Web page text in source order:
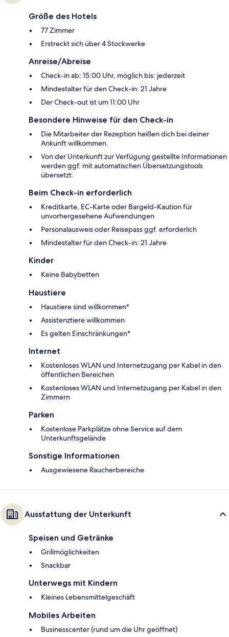
Größe des Hotels
77 Zimmer
Erstreckt sich über 4 Stockwerke
Anreise/Abreise
Check-in ab: 15:00 Uhr, möglich bis: jederzeit
Mindestalter für den Check-in: 21 Jahre
Der Check-out ist um 11:00 Uhr
Besondere Hinweise für den Check-in
Die Mitarbeiter der Rezeption heißen dich bei deiner
Ankunft willkommen.
Von der Unterkunft zur Verfügung gestellte Informationen
werden ggf. mit automatischen Übersetzungstools
übersetzt.
Beim Check-in erforderlich
Kreditkarte, EC-Karte oder Bargeld-Kaution für
unvorhergesehene Aufwendungen
Personalausweis oder Reisepass ggf. erforderlich
Mindestalter für den Check-in: 21 Jahre
Kinder
Keine Babybetten
Haustiere
Haustiere sind willkommen*
Assistenztiere willkommen
Es gelten Einschränkungen*
Internet
Kostenloses WLAN und Internetzugang per Kabel in den
öffentlichen Bereichen
Kostenloses WLAN und Internetzugang per Kabel in den
Zimmern
Parken
Kostenlose Parkplätze ohne Service auf dem
Unterkunftsgelände
Sonstige Informationen
Ausgewiesene Raucherbereiche
Ausstattung der Unterkunft
Speisen und Getränke
Grillmöglichkeiten
Snackbar
Unterwegs mit Kindern
Kleines Lebensmittelgeschäft
Mobiles Arbeiten
Businesscenter (rund um die Uhr geöffnet)